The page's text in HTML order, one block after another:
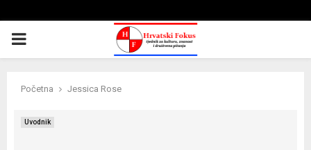
PRIMARY
Početna Jessica Rose
Uvodnik